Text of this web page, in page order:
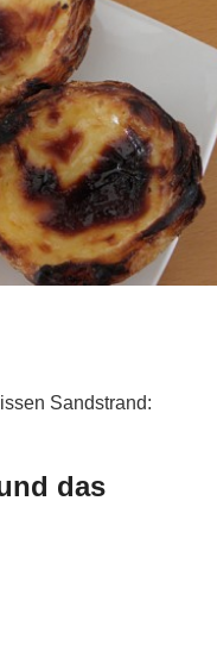
Sandstrand:
das